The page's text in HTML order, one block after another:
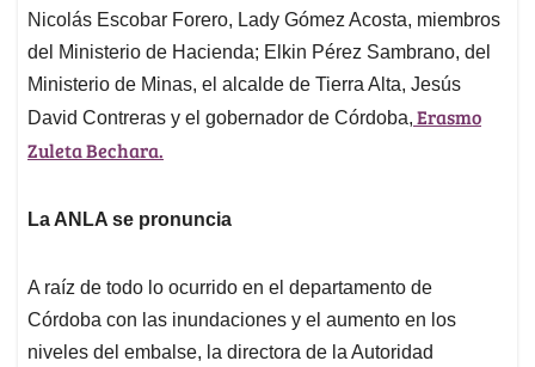
Nicolás Escobar Forero, Lady Gómez Acosta, miembros
del Ministerio de Hacienda; Elkin Pérez Sambrano, del
Ministerio de Minas, el alcalde de Tierra Alta, Jesús
David Contreras y el gobernador de Córdoba, Erasmo
Zuleta Bechara.
La ANLA se pronuncia
A raíz de todo lo ocurrido en el departamento de
Córdoba con las inundaciones y el aumento en los
niveles del embalse, la directora de la Autoridad